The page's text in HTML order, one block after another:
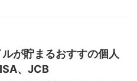
が貯まるおすすの個人
、JCB